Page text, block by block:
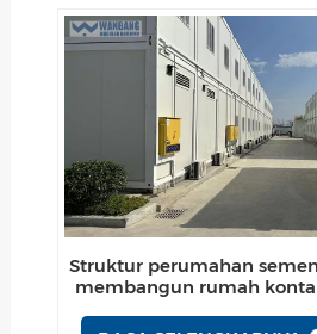
Struktur perumahan
membangun rumah